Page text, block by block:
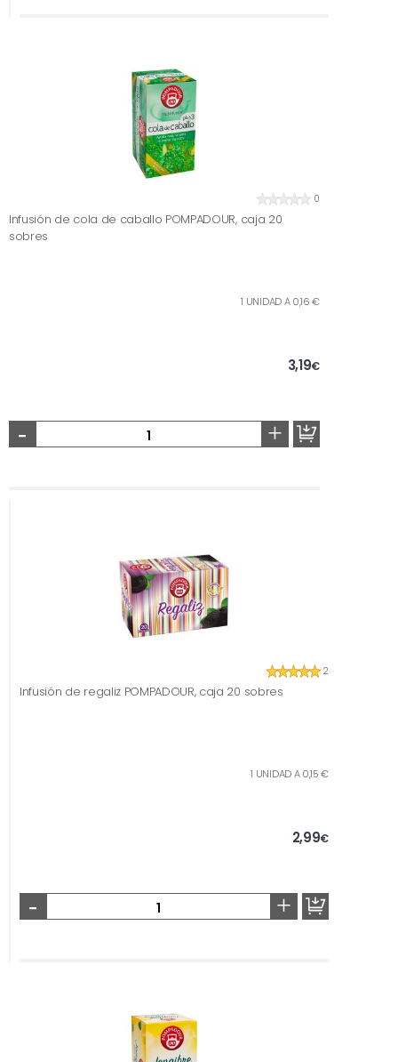
0
Infusión de cola de caballo POMPADOUR, caja 20
sobres
1 UNIDAD A 0,16 €
3,19€
- +
2
Infusión de regaliz POMPADOUR, caja 20 sobres
1 UNIDAD A 0,15 €
2,99€
- +